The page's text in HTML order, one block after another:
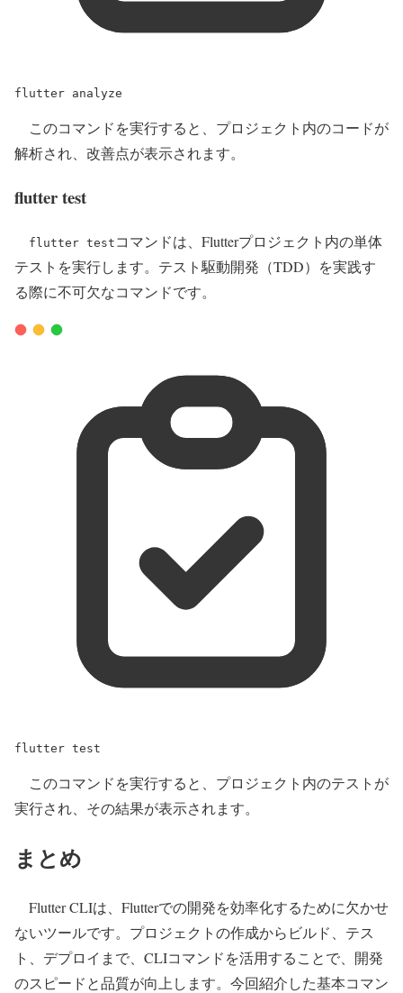
flutter analyze
このコマンドを実行すると、プロジェクト内のコードが
解析され、改善点が表示されます。
flutter test
flutter test コマンドは、Flutterプロジェクト内の単体
テストを実行します。テスト駆動開発（TDD）を実践す
る際に不可欠なコマンドです。
flutter test
このコマンドを実行すると、プロジェクト内のテストが
実行され、その結果が表示されます。
まとめ
Flutter CLIは、Flutterでの開発を効率化するために欠かせ
ないツールです。プロジェクトの作成からビルド、テス
ト、デプロイまで、CLIコマンドを活用することで、開発
のスピードと品質が向上します。今回紹介した基本コマン